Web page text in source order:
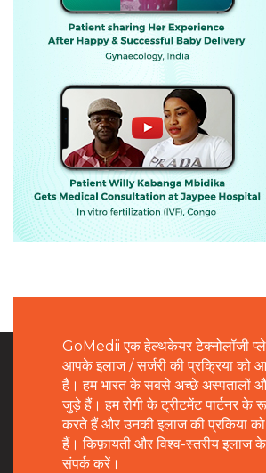
GoMedii एक हेल्थकेयर टेक्नोलॉजी
आपके इलाज / सर्जरी की प्रक्रिया को
है। हम भारत के सबसे अच्छे अस्पतालों
जुड़े हैं। हम रोगी के ट्रीटमेंट पार्टनर के
करते हैं और उनकी इलाज की प्रकिया
हैं। किफ़ायती और विश्व-स्तरीय इलाज
संपर्क करें।